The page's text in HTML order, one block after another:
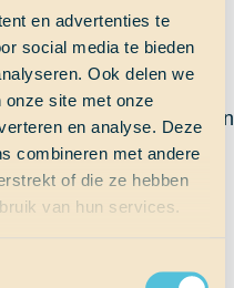
en advertenties te
social media te bieden
Ook delen we
onze site met onze
en analyse. Deze
combineren met andere
of die ze hebben
van hun services.
ik de orka ook, en
een andere op! Het
Na een tijdje genieten
ging ik mijn
moment dat ik dat een
die leeg was. Gelukkig
film. Ik kijk er al naar uit